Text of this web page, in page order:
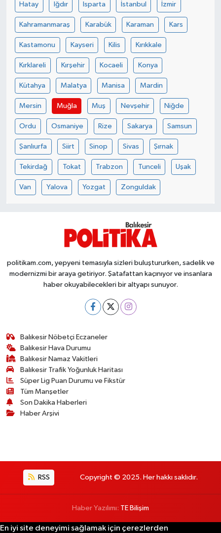
Hatay Iğdır Isparta İstanbul İzmir
Kahramanmaraş Karabük Karaman Kars
Kastamonu Kayseri Kilis Kırıkkale
Kırklareli Kırşehir Kocaeli Konya
Kütahya Malatya Manisa Mardin
Mersin Muğla Muş Nevşehir Niğde
Ordu Osmaniye Rize Sakarya Samsun
Şanlıurfa Siirt Sinop Sivas Şırnak
Tekirdağ Tokat Trabzon Tunceli Uşak
Van Yalova Yozgat Zonguldak
politikam.com, yepyeni temasıyla sizleri buluştururken, sadelik ve
modernizmi bir araya getiriyor. Şatafattan kaçınıyor ve insanlara
haber okuyabilecekleri bir altyapı sunuyor.
Balıkesir Nöbetçi Eczaneler
Balıkesir Hava Durumu
Balıkesir Namaz Vakitleri
Balıkesir Trafik Yoğunluk Haritası
Süper Lig Puan Durumu ve Fikstür
Tüm Manşetler
Son Dakika Haberleri
Haber Arşivi
RSS Copyright © 2025. Her hakkı saklıdır.
Haber Yazılımı: TE Bilişim
En iyi site deneyimi sağlamak için çerezlerden
MANŞET
Manyas
OLAY
OTOMOTİV
Resmi İlanlar
SAĞLIK
Savaştepe
SEYAHAT
SPOR
TARİHTE BUGÜN
TEKNOLOJİ
Trend
YAŞAM